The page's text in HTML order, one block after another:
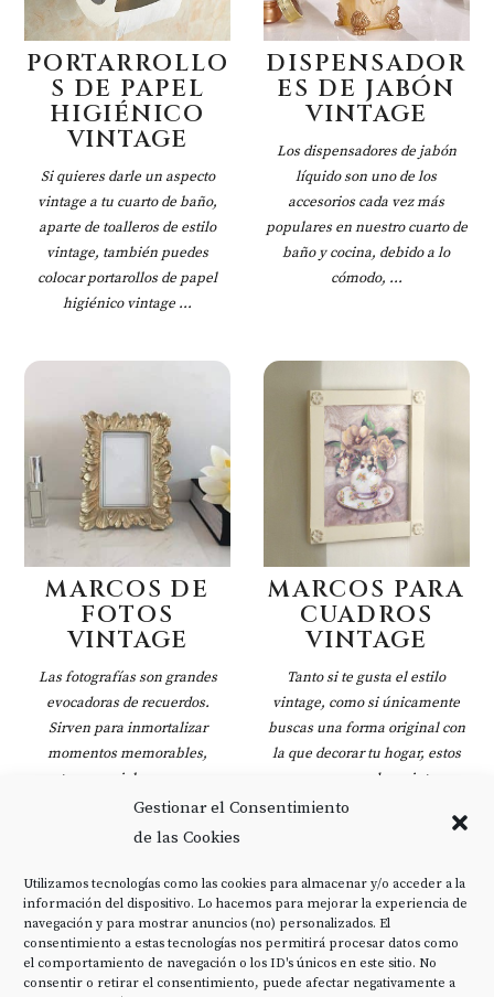
Gestionar el Consentimiento
de las Cookies
Utilizamos tecnologías como las cookies para almacenar y/o acceder a la
información del dispositivo. Lo hacemos para mejorar la experiencia de
navegación y para mostrar anuncios (no) personalizados. El
consentimiento a estas tecnologías nos permitirá procesar datos como
el comportamiento de navegación o los ID's únicos en este sitio. No
consentir o retirar el consentimiento, puede afectar negativamente a
PORTARROLLO
S DE PAPEL
HIGIÉNICO
VINTAGE
Si quieres darle un aspecto
vintage a tu cuarto de baño,
aparte de toalleros de estilo
vintage, también puedes
colocar portarollos de papel
higiénico vintage ...
DISPENSADOR
ES DE JABÓN
VINTAGE
Los dispensadores de jabón
líquido son uno de los
accesorios cada vez más
populares en nuestro cuarto de
baño y cocina, debido a lo
cómodo, ...
MARCOS DE
FOTOS
VINTAGE
Las fotografías son grandes
evocadoras de recuerdos.
Sirven para inmortalizar
momentos memorables,
eventos especiales, y personas
muy queridas. Y la mejor
forma de disfrutar de ...
MARCOS PARA
CUADROS
VINTAGE
Tanto si te gusta el estilo
vintage, como si únicamente
buscas una forma original con
la que decorar tu hogar, estos
marcos para cuadros vintage ...